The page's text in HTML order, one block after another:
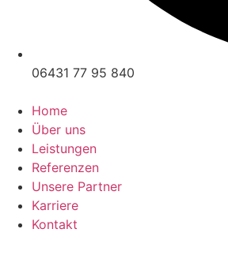
06431 77 95 840
Home
Über uns
Leistungen
Referenzen
Unsere Partner
Karriere
Kontakt